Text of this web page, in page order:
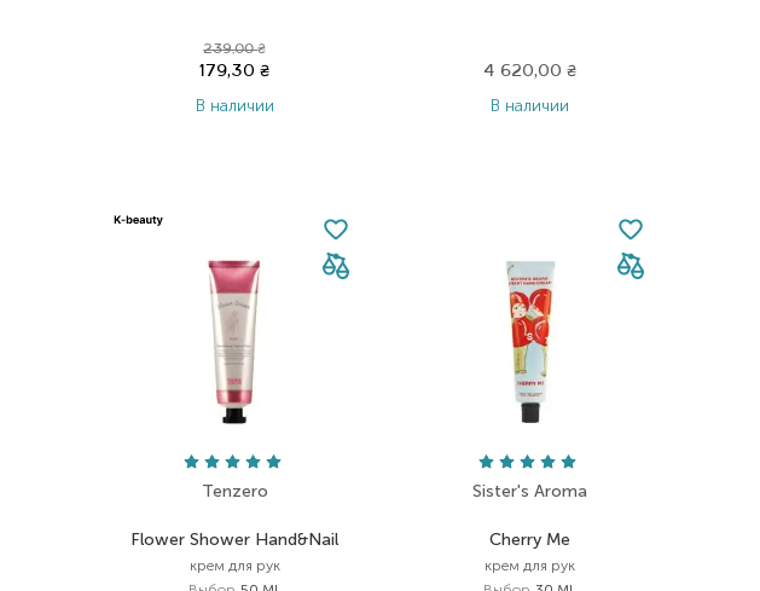
239,00₴
179,30₴
В наличии
4 620,00₴
В наличии
Tenzero
Flower Shower Hand&Nail
крем для рук
Sister's Aroma
Cherry Me
крем для рук